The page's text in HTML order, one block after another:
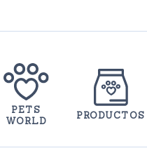
PETS
WORLD
PRODUCTOS